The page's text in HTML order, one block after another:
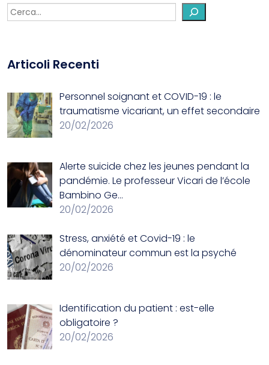
Articoli Recenti
Personnel soignant et COVID-19 : le
traumatisme vicariant, un effet secondaire
20/02/2026
Alerte suicide chez les jeunes pendant la
pandémie. Le professeur Vicari de l’école
Bambino Ge…
20/02/2026
Stress, anxiété et Covid-19 : le
dénominateur commun est la psyché
20/02/2026
Identification du patient : est-elle
obligatoire ?
20/02/2026